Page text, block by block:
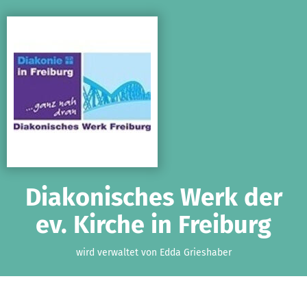
Diakonisches Werk der
ev. Kirche in Freiburg
wird verwaltet von Edda Grieshaber